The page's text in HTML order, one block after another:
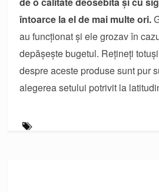
întoarce la el de mai multe ori.
au funcționat și ele grozav în
depășește bugetul. Rețineți
despre aceste produse sunt pur
alegerea setului potrivit la